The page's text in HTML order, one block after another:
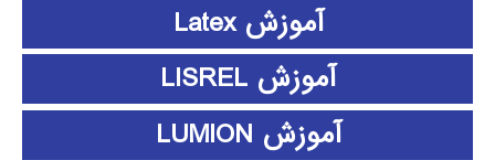
آموزش Latex
آموزش LISREL
آموزش LUMION